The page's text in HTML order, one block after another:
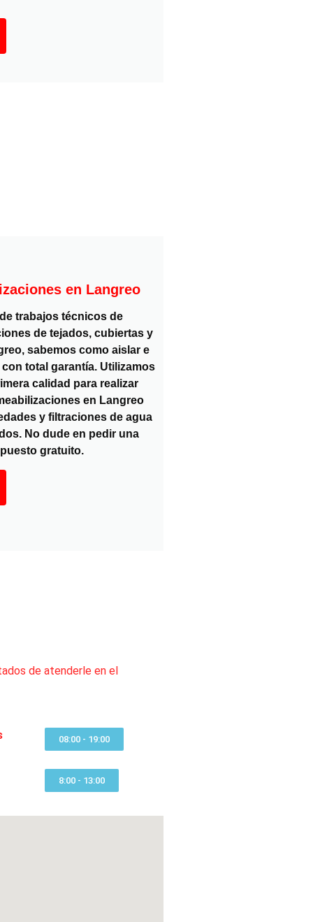
en Langreo
trabajos técnicos de
de tejados, cubiertas y
sabemos como aislar e
total garantía. Utilizamos
calidad para realizar
en Langreo
y filtraciones de agua
No dude en pedir una
gratuito.
de atenderle en el
08:00 - 19:00
8:00 - 13:00